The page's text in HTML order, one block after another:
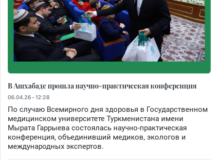
В Ашхабаде прошла научно-практическая конференция
06.04.26 - 12:28
По случаю Всемирного дня здоровья в Государственном
медицинском университете Туркменистана имени
Мырата Гаррыева состоялась научно-практическая
конференция, объединивший медиков, экологов и
международных экспертов.